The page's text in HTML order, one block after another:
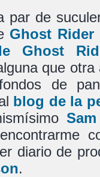
par de
Ghost Rider
Ghost
que otra
de
blog de la
diario de
.